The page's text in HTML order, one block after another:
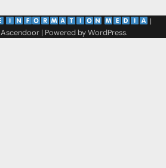
|
Ascendoor| Powered byWordPress.